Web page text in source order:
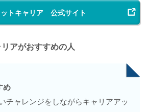
トキャリア 公式サイト
アがおすすめの人
め
チャレンジをしながらキャリアアッ